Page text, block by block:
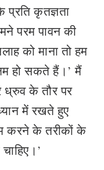
कृतज्ञता
परम पावन की
को माना तो हम
हो सकते हैं।’ मैं
ध्रुव के तौर पर
में रखते हुए
करने के तरीकों के